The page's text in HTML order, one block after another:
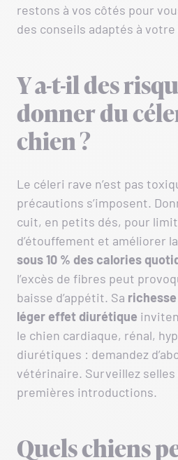
restons à vos côtés pour
des conseils adaptés à
Y a-t-il des
donner du
chien ?
Le céleri rave n’est pas
précautions s’imposent.
cuit, en petits dés, pour
d’étouffement et améliorer
sous 10 % des calories
l’excès de fibres peut
baisse d’appétit. Sa
léger effet diurétique
le chien cardiaque, rénal,
diurétiques : demandez
vétérinaire. Surveillez
premières introductions.
Quels chiens